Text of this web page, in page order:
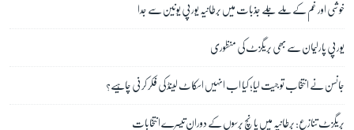
خوشی اور غم کے ملے جلے جذبات میں برطانیہ یورپی یونین سے جدا
یورپی پارلیمان سے بھی بریگزٹ کی منظوری
جانسن نے انتخاب تو جیت لیا؛ کیا اب انہیں اسکاٹ لینڈ کی فکر کرنی چاہیے؟
بریگزٹ تنازع: برطانیہ میں پانچ برسوں کے دوران تیسرے انتخابات